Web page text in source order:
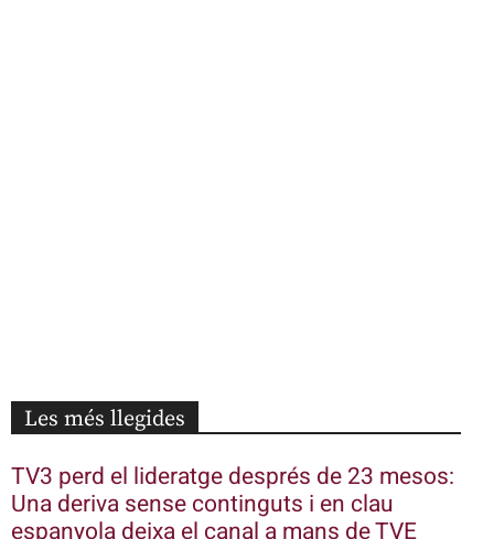
Les més llegides
TV3 perd el lideratge després de 23 mesos:
Una deriva sense continguts i en clau
espanyola deixa el canal a mans de TVE